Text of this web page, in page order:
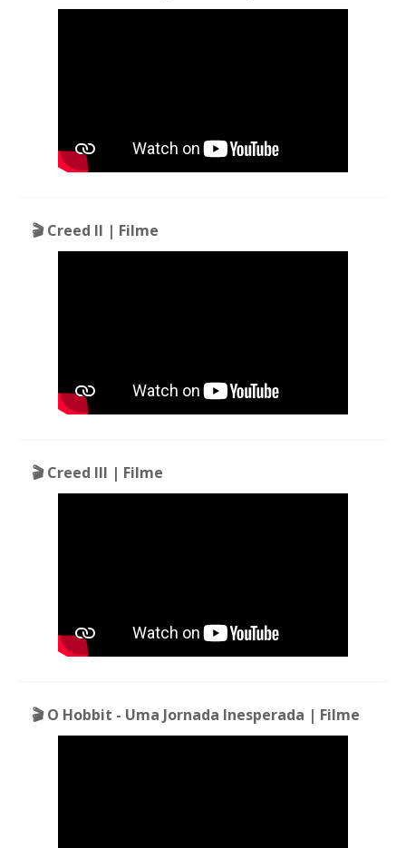
🎬 Creed II | Filme
🎬 Creed III | Filme
🎬 O Hobbit - Uma Jornada Inesperada | Filme